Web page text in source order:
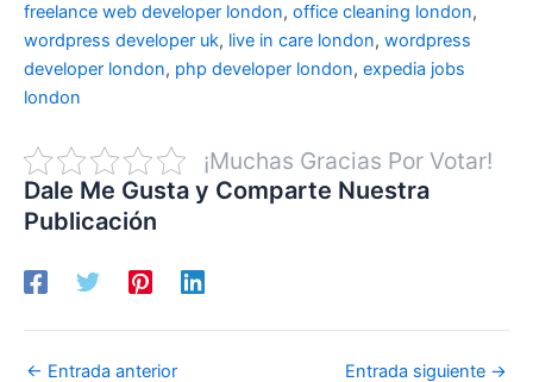
freelance web developer london, office cleaning london,
wordpress developer uk, live in care london, wordpress
developer london, php developer london, expedia jobs
london
¡Muchas Gracias Por Votar!
Dale Me Gusta y Comparte Nuestra
Publicación
← Entrada anterior Entrada siguiente →